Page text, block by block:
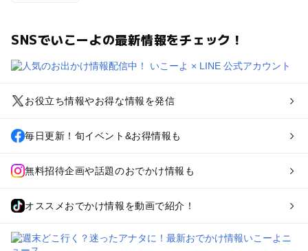
SNSでいこーよの最新情報をチェック！
お役立ち情報やお得な情報を発信
毎日更新！旬イベント&お得情報も
無料招待企画や話題のおでかけ情報も
オススメおでかけ情報を動画で紹介！